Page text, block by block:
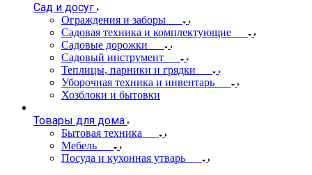
Сад и досуг
Ограждения и заборы
Садовая техника и комплектующие
Садовые дорожки
Садовый инструмент
Теплицы, парники и грядки
Уборочная техника и инвентарь
Хозблоки и бытовки
Товары для дома
Бытовая техника
Мебель
Посуда и кухонная утварь